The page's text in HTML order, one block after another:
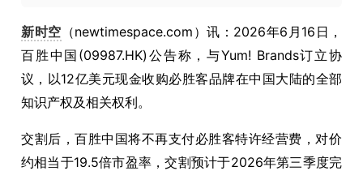
新时空 （newtimespace.com）讯：2026年6月16日，
百胜中国(09987.HK)公告称，与Yum! Brands订立协
议，以12亿美元现金收购必胜客品牌在中国大陆的全部
知识产权及相关权利。
交割后，百胜中国将不再支付必胜客特许经营费，对价
约相当于19.5倍市盈率，交割预计于2026年第三季度完